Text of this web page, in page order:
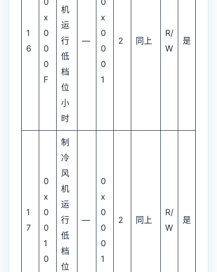
1
6
x
0
0
0
F
机
运
行
低
档
位
小
时
—
x
0
0
0
1
2 同上
R/
W
是
1
7
0
x
0
0
1
0
制
冷
风
机
运
行
低
档
位
—
0
x
0
0
0
1
2 同上
R/
W
是